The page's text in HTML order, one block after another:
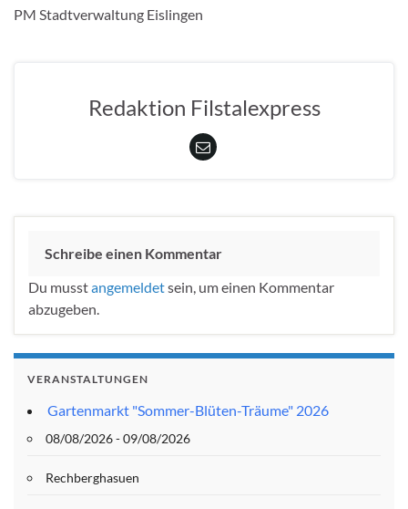
PM Stadtverwaltung Eislingen
Redaktion Filstalexpress
Schreibe einen Kommentar
Du musstangemeldetsein, um einen Kommentar
abzugeben.
VERANSTALTUNGEN
Gartenmarkt "Sommer-Blüten-Träume" 2026
08/08/2026 - 09/08/2026
Rechberghasuen